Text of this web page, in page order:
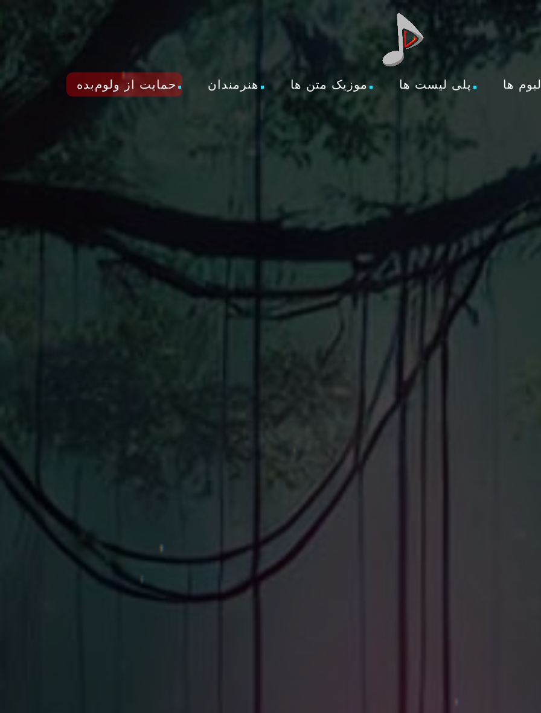
آلبوم ها پلی لیست ها موزیک متن ها هنرمندان حمایت از ولوم‌بده